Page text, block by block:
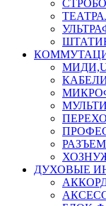
ДУХОВЫЕ